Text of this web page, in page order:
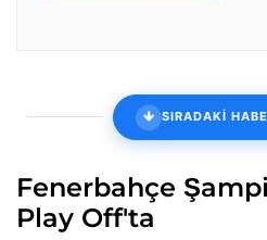
SIRADAKİ
Fenerbahçe
Play Off'ta